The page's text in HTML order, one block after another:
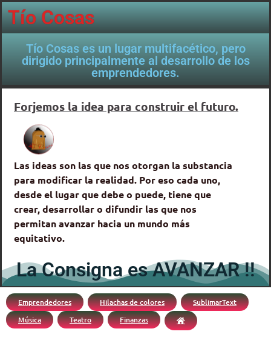
Tío Cosas
Tío Cosas es un lugar multifacético, pero
dirigido principalmente al desarrollo de los
emprendedores.
Forjemos la idea para construir el futuro.
Las ideas son las que nos otorgan la substancia
para modificar la realidad. Por eso cada uno,
desde el lugar que debe o puede, tiene que
crear, desarrollar o difundir las que nos
permitan avanzar hacia un mundo más
equitativo.
La Consigna es AVANZAR !!
Emprendedores Hilachas de colores
SublimarText
Música
Teatro Finanzas